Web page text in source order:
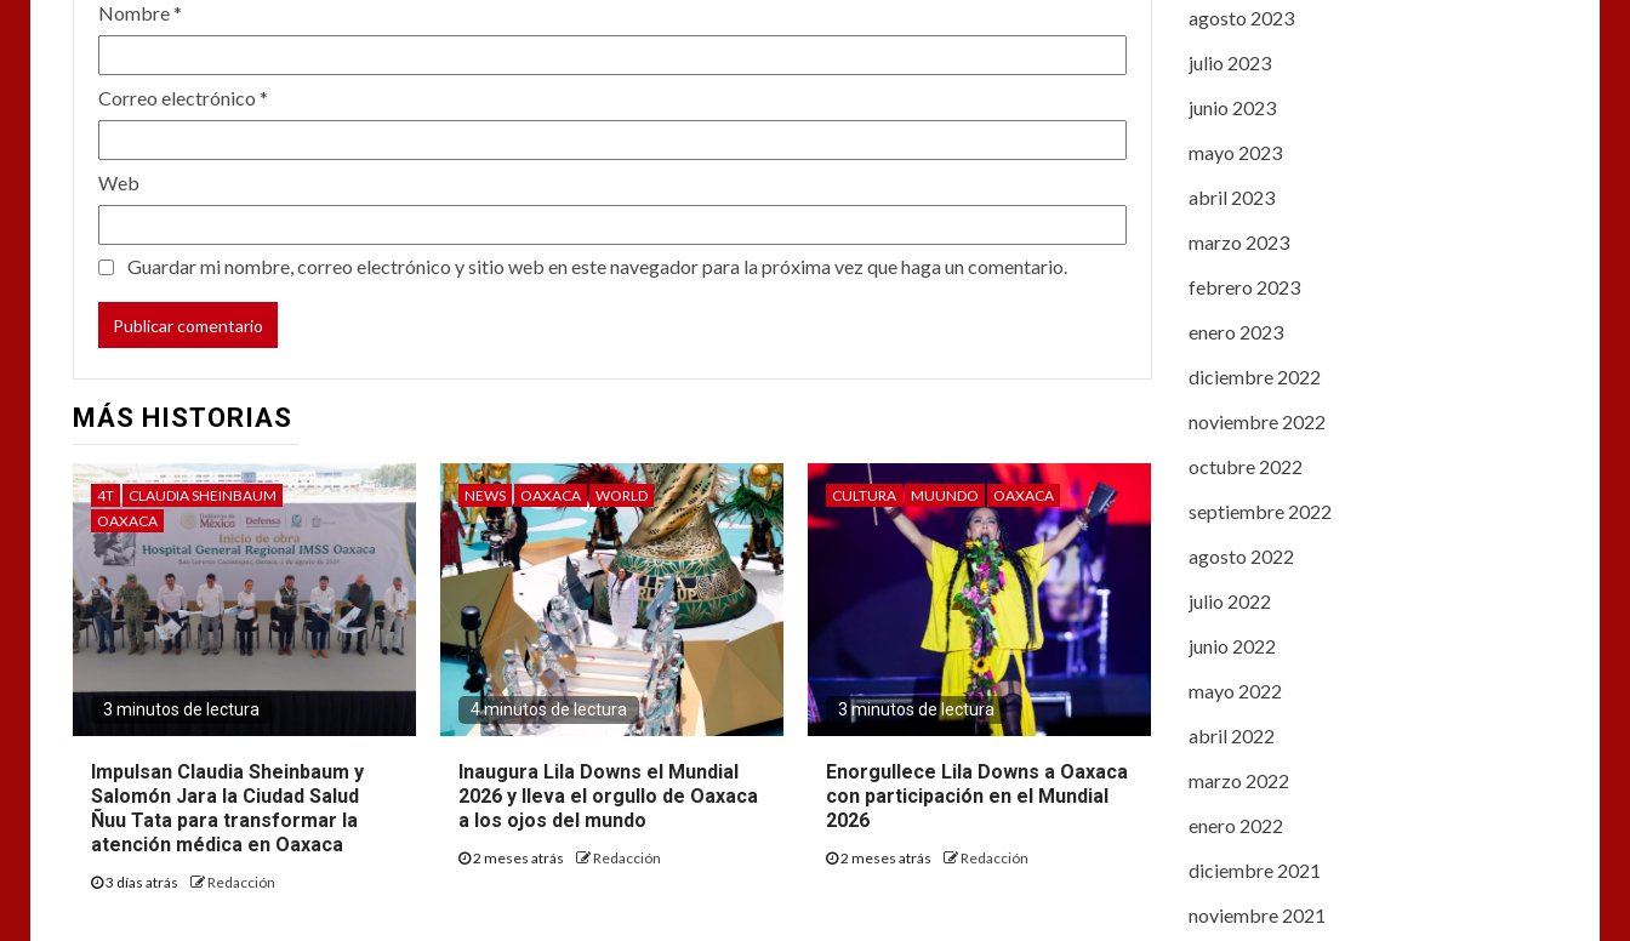
Nombre*
Correo electrónico *
Web
Guardar mi nombre, correo electrónico y sitio web en este navegador para la próxima vez que haga un comentario.
MÁS HISTORIAS
4T
CLAUDIA SHEINBAUM
OAXACA
3 minutos de lectura
Impulsan Claudia Sheinbaum y
Salomón Jara la Ciudad Salud
Ñuu Tata para transformar la
atención médica en Oaxaca
3 días atrás Redacción
NEWS OAXACA WORLD
4 minutos de lectura
Inaugura Lila Downs el Mundial
2026 y lleva el orgullo de Oaxaca
a los ojos del mundo
2 meses atrás Redacción
CULTURA MUUNDO OAXACA
3 minutos de lectura
Enorgullece Lila Downs a Oaxaca
con participación en el Mundial
2026
2 meses atrás Redacción
agosto 2023
julio 2023
junio 2023
mayo 2023
abril 2023
marzo 2023
febrero 2023
enero 2023
diciembre 2022
noviembre 2022
octubre 2022
septiembre 2022
agosto 2022
julio 2022
junio 2022
mayo 2022
abril 2022
marzo 2022
enero 2022
diciembre 2021
noviembre 2021